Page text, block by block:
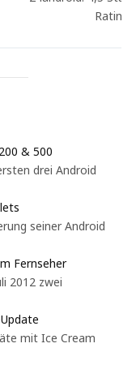
& 500
drei Android
seiner Android
Fernseher
2012 zwei
mit Ice Cream